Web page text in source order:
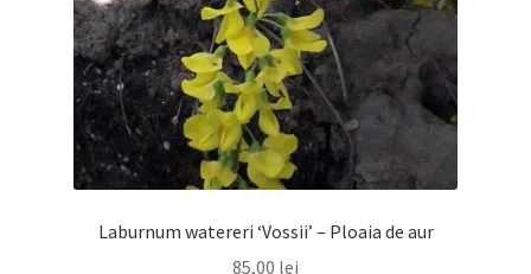
Laburnum watereri ‘Vossii’ – Ploaia de aur
85,00 lei